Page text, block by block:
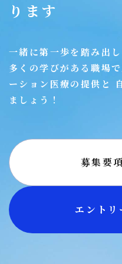
ります
一緒に第一歩を踏み出
多くの学びがある職場
ーション医療の提供と
ましょう！
募集要
エントリ